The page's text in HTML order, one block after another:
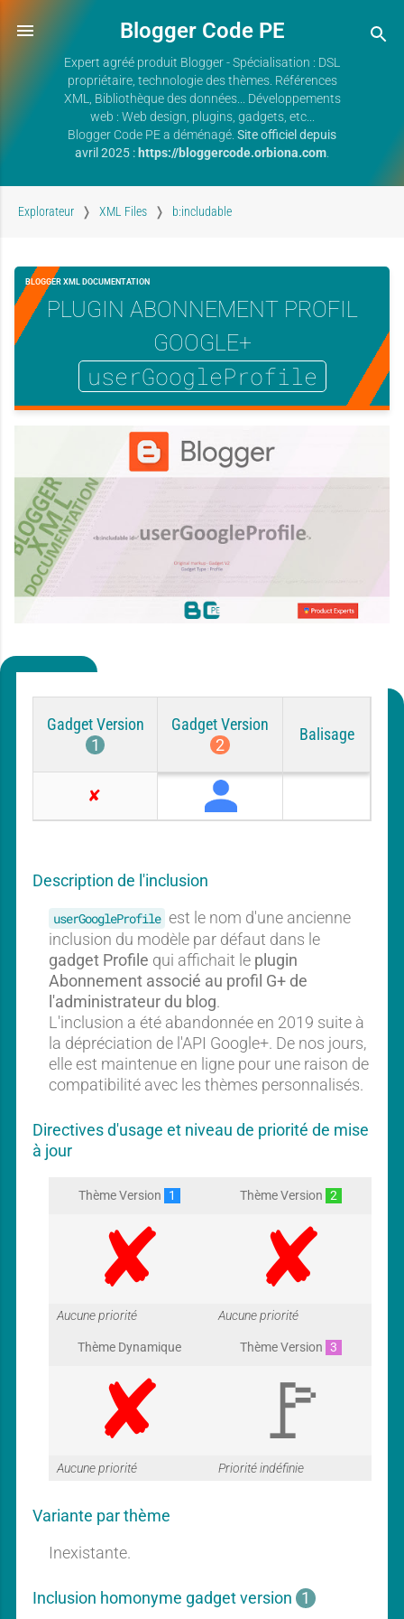
Blogger Code PE
Expert agréé produit Blogger - Spécialisation : DSL
propriétaire, technologie des thèmes. Références
XML, Bibliothèque des données... Développements
web : Web design, plugins, gadgets, etc...
Blogger Code PE a déménagé. Site officiel depuis
avril 2025 : https://bloggercode.orbiona.com.
Explorateur XML Files b:includable
PLUGIN ABONNEMENT PROFIL
GOOGLE+
userGoogleProfile
BLOGGER XML DOCUMENTATION
Gadget Version
1
Gadget Version
2
Balisage
u
g
a
d
g
e
t
r
Description de l'inclusion
userGoogleProfile est le nom d'une ancienne
inclusion du modèle par défaut dans le
gadget Profile qui affichait le plugin
Abonnement associé au profil G+ de
l'administrateur du blog.
L'inclusion a été abandonnée en 2019 suite à
la dépréciation de l'API Google+. De nos jours,
elle est maintenue en ligne pour une raison de
compatibilité avec les thèmes personnalisés.
Directives d'usage et niveau de priorité de mise
à jour
Thème Version 1
G
a
r
Aucune priorité
Thème Version 2
G
a
Aucune priorité
Thème Dynamique
G
a
Aucune priorité
Thème Version 3
G
a
Priorité indéfinie
Variante par thème
Inexistante.
Inclusion homonyme gadget version 1